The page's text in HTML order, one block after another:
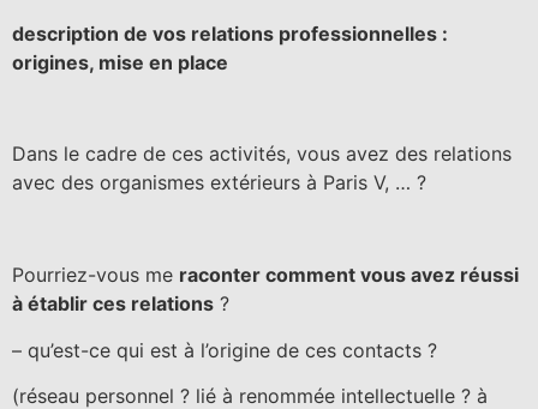
description de vos relations professionnelles :
origines, mise en place
Dans le cadre de ces activités, vous avez des relations
avec des organismes extérieurs à Paris V, … ?
Pourriez-vous me raconter comment vous avez réussi
à établir ces relations ?
– qu’est-ce qui est à l’origine de ces contacts ?
(réseau personnel ? lié à renommée intellectuelle ? à